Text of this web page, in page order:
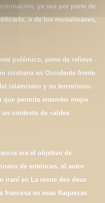
ya sea por parte de
o de los musulmanes,
polémico, pone de relieve
cristiana en Occidente frente
islamismo y su terrorismo.
que permita entender mejor
contexto de «aldea
era el objetivo de
de entonces, el autor
iraní en La revue des deux
francesa en esas flaquezas